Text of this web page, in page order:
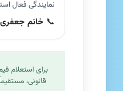
نمایندگی فعال
📞 خانم
برای استعلام
قانونی،